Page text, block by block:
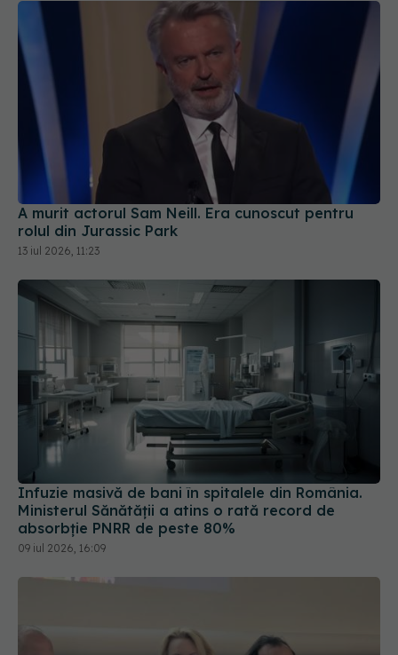
A murit actorul Sam Neill. Era cunoscut pentru
rolul din Jurassic Park
13 iul 2026, 11:23
Infuzie masivă de bani în spitalele din România.
Ministerul Sănătății a atins o rată record de
absorbție PNRR de peste 80%
09 iul 2026, 16:09